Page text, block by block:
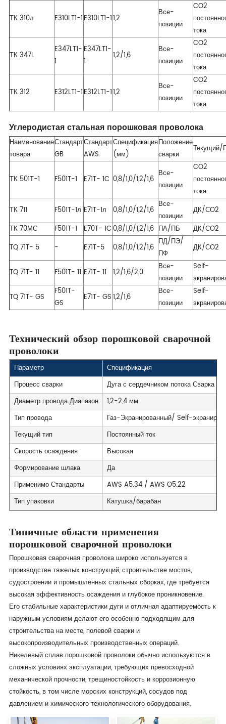
ТК 310л E310LT1-1E310LT1-11,2
Все-
позиции
CO2
тока
ТК 347L
E347LT1-
1
E347LT1-
1
1,2/1,6
Все-
позиции
CO2
тока
ТК 312 E312LT1-1E312LT1-11,2
Все-
позиции
CO2
тока
Углеродистая стальная порошковая проволока
Наименование
товара
Стандарт
GB
Стандарт
AWS
Спецификация
(мм)
Положение
сварки
Текущий/
ТК 501Т-1 F501T-1 E71T- 1C 0,8/1,0/1,2/1,6
Все-
позиции
CO2
тока
ТК 711
F501T-1л E71T-1л 0,8/1,0/1,2/1,6
Все-
позиции
ДК/СО2
ТК 70МС
F501T-1 E70T- 1C0,8/1,0/1,2/1,6 ПА/ПБ
ДК/СО2
TQ 71T- 5
- E71T-5 0,8/1,0/1,2/1,6
ПД/ПЭ/
ПФ
ДК/СО2
TQ 71T- 11 F501T- 11 E71T- 11 1,2/1,6/2,0
Все-
позиции
Self-
TQ 71T- GS
F501T-
GS
E71T- GS1,2/1,6
Все-
позиции
Self-
Технический обзор порошковой сварочной
проволоки
Параметр
Спецификация
Процесс сварки
Дуга с сердечником потока Сварка
Диаметр провода Диапазон
1,2-2,4 мм
Тип провода
Газ-Экранированный/ Self-
Текущий тип
Постоянный ток
Скорость осаждения
Высокая
Формирование шлака
Да
Применимо Стандарты
AWS A5.34 / AWS О5.22
Тип упаковки
Катушка/барабан
Типичные области применения
порошковой сварочной проволоки
Порошковая сварочная проволока широко используется в
производстве тяжелых конструкций, строительстве мостов,
судостроении и промышленных стальных сборках, где требуется
высокая эффективность осаждения и глубокое проникновение.
Его стабильные характеристики дуги и отличная адаптируемость к
наружным условиям делают его особенно подходящим для
строительства на месте, полевой сварки и
высокопроизводительных производственных операций.
Никелевый сплав порошковой проволоки обычно используются в
сложных условиях эксплуатации, требующих превосходной
механической прочности, трещиностойкость и коррозионную
стойкость, в том числе морских конструкций, сосудов под
давлением и химического технологического оборудования.